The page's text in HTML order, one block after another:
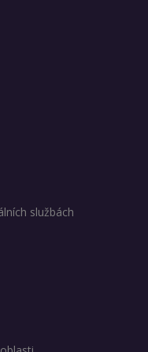
službách